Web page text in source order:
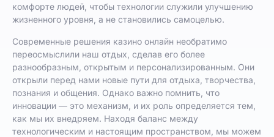
комфорте людей, чтобы технологии служили улучшению
жизненного уровня, а не становились самоцелью.
Современные решения казино онлайн необратимо
переосмыслили наш отдых, сделав его более
разнообразным, открытым и персонализированным. Они
открыли перед нами новые пути для отдыха, творчества,
познания и общения. Однако важно помнить, что
инновации — это механизм, и их роль определяется тем,
как мы их внедряем. Находя баланс между
технологическим и настоящим пространством, мы можем